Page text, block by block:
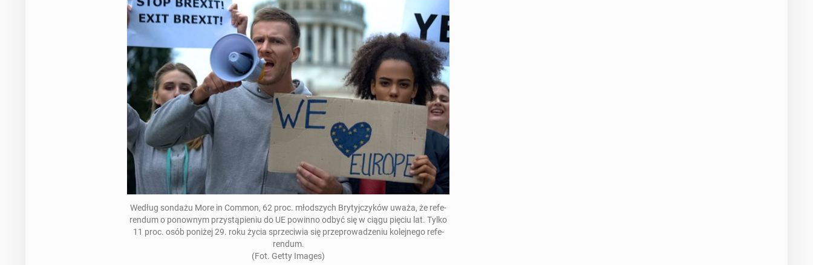
Według sondażu More in Common, 62 proc. młod­szych Bry­tyj­czy­ków uważa, że re­fe­
ren­dum o po­now­nym przy­stą­pie­niu do UE powinno odbyć się w ciągu pięciu lat. Tylko
11 proc. osób poniżej 29. roku życia sprze­ci­wia się prze­pro­wa­dze­niu ko­lej­ne­go re­fe­
ren­dum.
(Fot. Getty Images)